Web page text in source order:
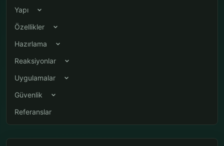
Yapı
Özellikler
Hazırlama
Reaksiyonlar
Uygulamalar
Güvenlik
Referanslar